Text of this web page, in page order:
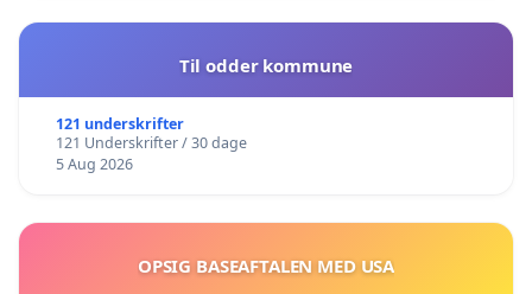
Til odder kommune
121 underskrifter
121 Underskrifter / 30 dage
5 Aug 2026
OPSIG BASEAFTALEN MED USA